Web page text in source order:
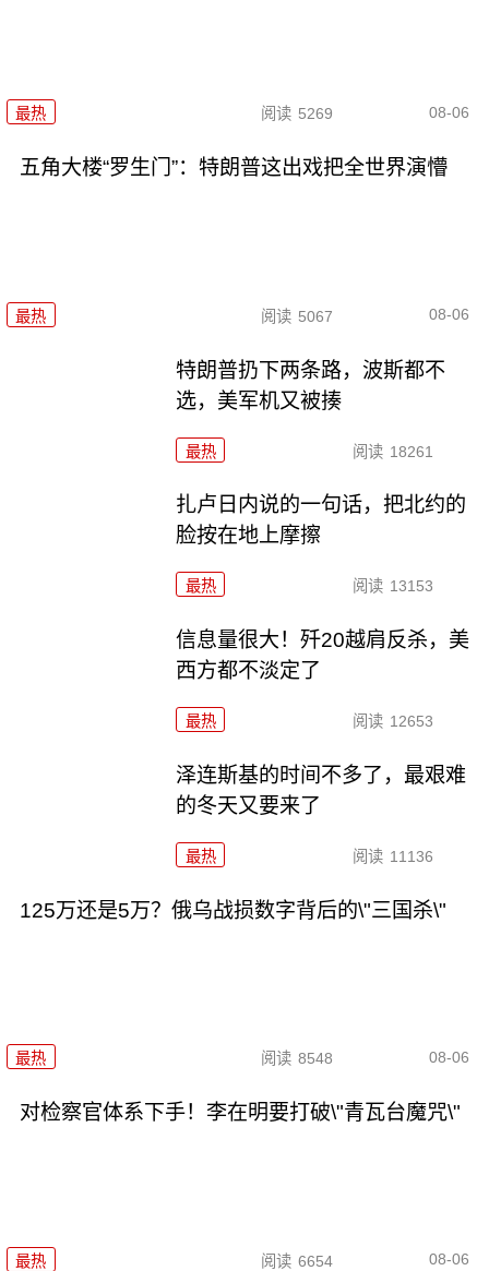
最热 阅读 5269 08-06
五角大楼“罗生门”：特朗普这出戏把全世界演懵
最热 阅读 5067 08-06
特朗普扔下两条路，波斯都不
选，美军机又被揍
最热 阅读 18261
扎卢日内说的一句话，把北约的
脸按在地上摩擦
最热 阅读 13153
信息量很大！歼20越肩反杀，美
西方都不淡定了
最热 阅读 12653
泽连斯基的时间不多了，最艰难
的冬天又要来了
最热 阅读 11136
125万还是5万？俄乌战损数字背后的\"三国杀\"
最热 阅读 8548 08-06
对检察官体系下手！李在明要打破\"青瓦台魔咒\"
最热 阅读 6654 08-06